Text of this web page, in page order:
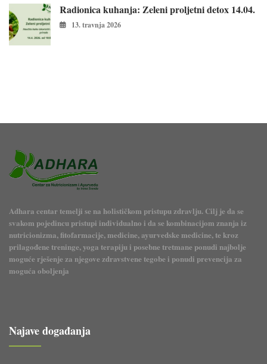
Radionica kuhanja: Zeleni proljetni detox 14.04.
13. travnja 2026
Adhara centar temelji se na holističkom pristupu zdravlju. Cilj je da se
svakom pojedincu pristupi individualno i da se kombinacijom znanja iz
nutricionizma, fitofarmacije, medicine, ayurvedske medicine, te kroz
prilagođene treninge, yoga terapiju i posebne tretmane ponudi najbolje
moguće rješenje za njegove zdravstvene tegobe i ponudi prevencija za
moguća oboljenja
Najave događanja